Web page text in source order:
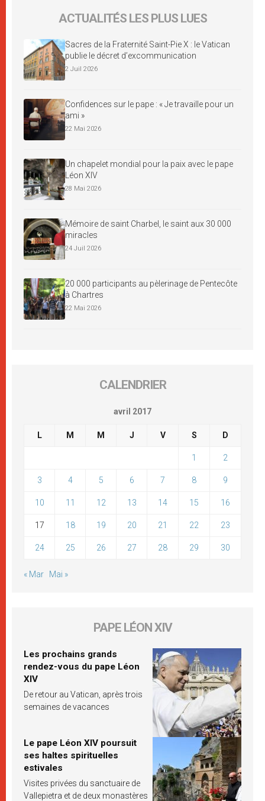
ACTUALITÉS LES PLUS LUES
Sacres de la Fraternité Saint-Pie X : le Vatican
publie le décret d’excommunication
2 Juil 2026
Confidences sur le pape : « Je travaille pour un
ami »
22 Mai 2026
Un chapelet mondial pour la paix avec le pape
Léon XIV
28 Mai 2026
Mémoire de saint Charbel, le saint aux 30 000
miracles
24 Juil 2026
20 000 participants au pèlerinage de Pentecôte
à Chartres
22 Mai 2026
CALENDRIER
avril 2017
L M M J V S D
1 2
3 4 5 6 7 8 9
10 11 12 13 14 15 16
17 18 19 20 21 22 23
24 25 26 27 28 29 30
« Mar Mai »
PAPE LÉON XIV
Les prochains grands
rendez-vous du pape Léon
XIV
De retour au Vatican, après trois
semaines de vacances
Le pape Léon XIV poursuit
ses haltes spirituelles
estivales
Visites privées du sanctuaire de
Vallepietra et de deux monastères